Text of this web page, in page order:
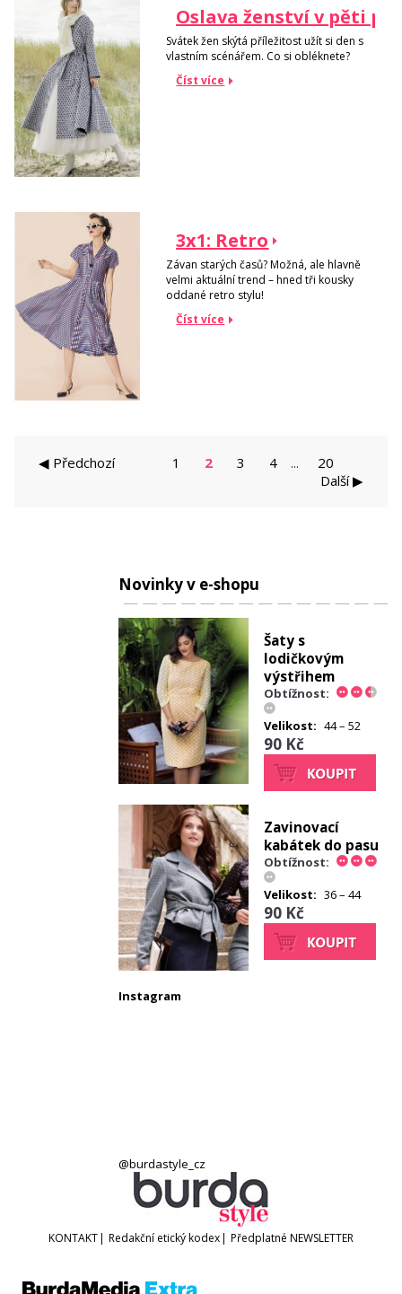
Oslava ženství v pěti
Svátek žen skýtá příležitost užít si den s
vlastním scénářem. Co si obléknete?
Číst více
3x1: Retro
Závan starých časů? Možná, ale hlavně
velmi aktuální trend – hned tři kousky
oddané retro stylu!
Číst více
◀ Předchozí 1 2 3 4 ...
20
Další ▶
Novinky v e-shopu
Šaty s
lodičkovým
výstřihem
Obtížnost:
Velikost: 44 – 52
90 Kč
Zavinovací
kabátek do pasu
Obtížnost:
Velikost: 36 – 44
90 Kč
Instagram
@burdastyle_cz
KONTAKT| Redakční etický kodex| Předplatné NEWSLETTER